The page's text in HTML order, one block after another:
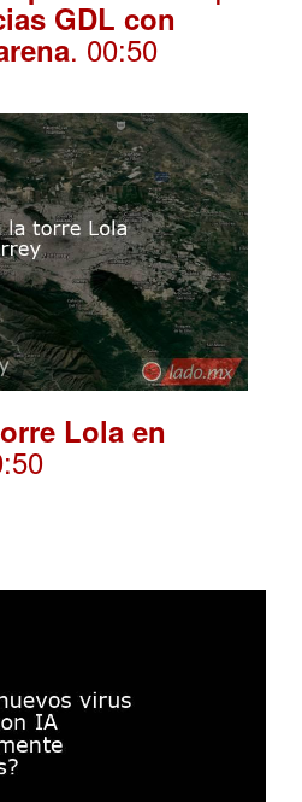
GDL con
. 00:50
Lola en